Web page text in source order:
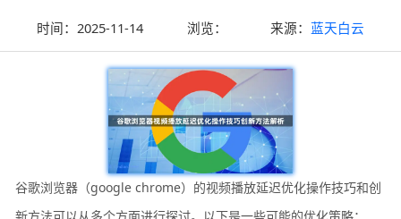
时间：2025-11-14 浏览： 来源： 蓝天白云
谷歌浏览器（google chrome）的视频播放延迟优化操作技巧和创